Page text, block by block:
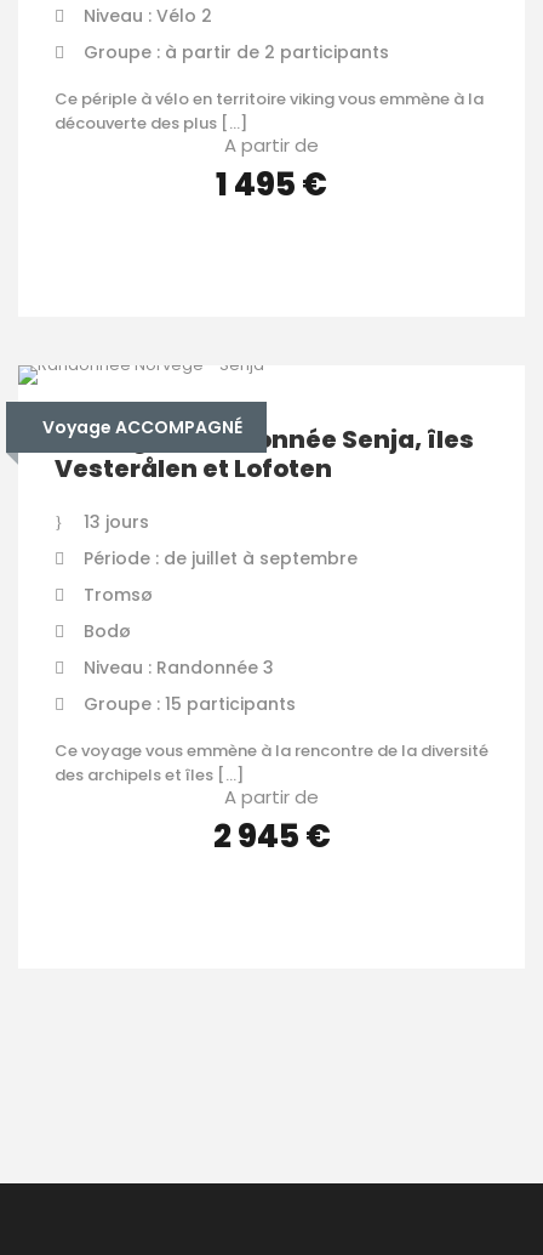
Niveau : Vélo 2
Groupe : à partir de 2 participants
Ce périple à vélo en territoire viking vous emmène à la
découverte des plus […]
A partir de
1 495 €
Voyage ACCOMPAGNÉ
Norvège – Randonnée Senja, îles
Vesterålen et Lofoten
13 jours
Période : de juillet à septembre
Tromsø
Bodø
Niveau : Randonnée 3
Groupe : 15 participants
Ce voyage vous emmène à la rencontre de la diversité
des archipels et îles […]
A partir de
2 945 €